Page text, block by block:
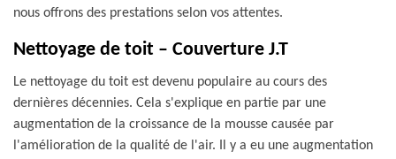
nous offrons des prestations selon vos attentes.
Nettoyage de toit – Couverture J.T
Le nettoyage du toit est devenu populaire au cours des
dernières décennies. Cela s'explique en partie par une
augmentation de la croissance de la mousse causée par
l'amélioration de la qualité de l'air. Il y a eu une augmentation